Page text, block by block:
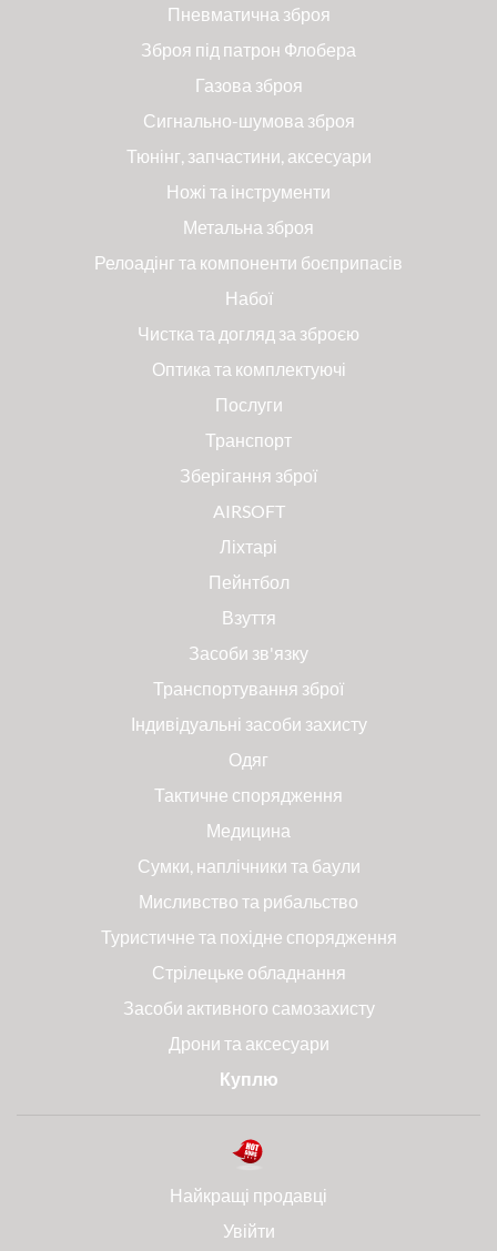
Пневматична зброя
Зброя під патрон Флобера
Газова зброя
Сигнально-шумова зброя
Тюнінг, запчастини, аксесуари
Ножі та інструменти
Метальна зброя
Релоадінг та компоненти боєприпасів
Набої
Чистка та догляд за зброєю
Оптика та комплектуючі
Послуги
Транспорт
Зберігання зброї
AIRSOFT
Ліхтарі
Пейнтбол
Взуття
Засоби зв'язку
Транспортування зброї
Індивідуальні засоби захисту
Одяг
Тактичне спорядження
Медицина
Сумки, наплічники та баули
Мисливство та рибальство
Туристичне та похідне спорядження
Стрілецьке обладнання
Засоби активного самозахисту
Дрони та аксесуари
Куплю
Найкращі продавці
Увійти